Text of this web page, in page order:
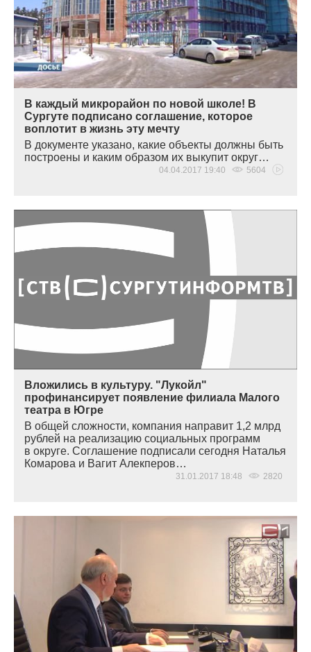
В каждый микрорайон по новой школе! В
Сургуте подписано соглашение, которое
воплотит в жизнь эту мечту
В документе указано, какие объекты должны быть
построены и каким образом их выкупит округ…
04.04.2017 19:40 5604
Вложились в культуру. "Лукойл"
профинансирует появление филиала Малого
театра в Югре
В общей сложности, компания направит 1,2 млрд
рублей на реализацию социальных программ
в округе. Соглашение подписали сегодня Наталья
Комарова и Вагит Алекперов…
31.01.2017 18:48 2820